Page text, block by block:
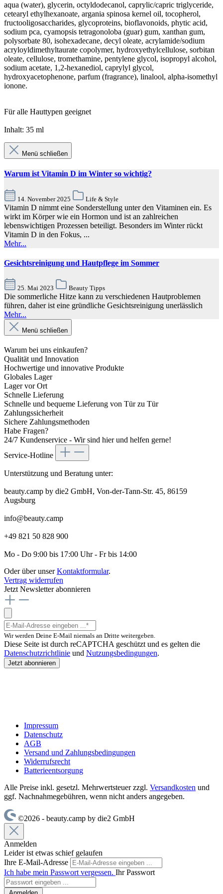
aqua (water), glycerin, octyldodecanol, caprylic/capric triglyceride,
cetearyl ethylhexanoate, argania spinosa kernel oil, tocopherol,
fructooligosaccharides, glycoproteins, bioflavonoids, phytic acid,
sodium pca, cyamopsis tetragonoloba (guar) gum, xanthan gum,
polysorbate 80, isohexadecane, decyl oleate, acrylamide/sodium
acryloyldimethyltaurate copolymer, hydroxyethylcellulose, sorbitan
oleate, cellulose, tromethamine, pentylene glycol, isopropyl alcohol,
sodium acetate, 1,2-hexanediol, caprylyl glycol,
hydroxyacetophenone, parfum (fragrance), linalool, alpha-isomethyl
ionone.
Für alle Hauttypen geeignet
Inhalt: 35 ml
Menü schließen
Warum ist Vitamin D im Winter so wichtig?
14. November 2025 Life & Style
Vitamin D nimmt eine Sonderstellung unter den Vitaminen ein. Es
wirkt im Körper wie ein Hormon und ist an zahlreichen
lebenswichtigen Prozessen beteiligt. Besonders im Winter rückt
Vitamin D in den Fokus, ...
Mehr...
Gesichtsreinigung und Hautpflege im Sommer
25. Mai 2023 Beauty Tipps
Die sommerliche Hitze kann zu verschiedenen Hautproblemen
führen, daher ist eine gründliche Gesichtsreinigung unerlässlich
Mehr...
Menü schließen
Warum bei uns einkaufen?
Qualität und Innovation
Hochwertige und innovative Produkte
Globales Lager
Lager vor Ort
Schnelle Lieferung
Schnelle und bequeme Lieferung von Tür zu Tür
Zahlungssicherheit
Sichere Zahlungsmethoden
Habe Fragen?
24/7 Kundenservice - Wir sind hier und helfen gerne!
Service-Hotline
Unterstützung und Beratung unter:
beauty.camp by die2 GmbH, Von-der-Tann-Str. 45, 86159
Augsburg
info@beauty.camp
+49 821 50 828 900
Mo - Do 9:00 bis 17:00 Uhr - Fr bis 14:00
Oder über unserKontaktformular.
Vertrag widerrufen
Jetzt Newsletter abonnieren
Wir werden Deine E-Mail niemals an Dritte weitergeben.
Diese Seite ist durch reCAPTCHA geschützt und es gelten die
Datenschutzrichtlinie und Nutzungsbedingungen.
Jetzt abonnieren
Impressum
Datenschutz
AGB
Versand und Zahlungsbedingungen
Widerrufsrecht
Batterieentsorgung
Alle Preise inkl. gesetzl. Mehrwertsteuer zzgl. Versandkosten und
ggf. Nachnahmegebühren, wenn nicht anders angegeben.
©2026 - beauty.camp by die2 GmbH
Anmelden
Leider ist etwas schief gelaufen
Ihre E-Mail-Adresse
Ich habe mein Passwort vergessen. Ihr Passwort